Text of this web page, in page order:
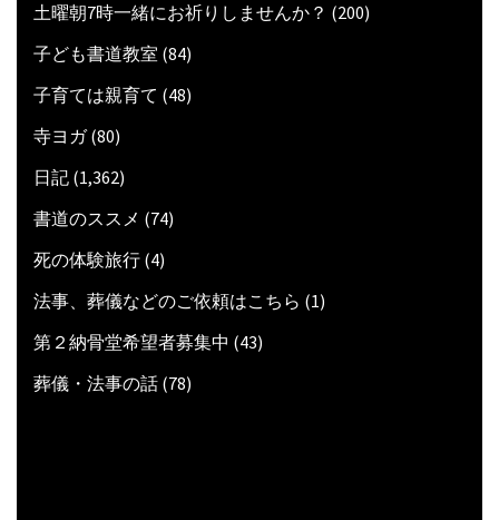
土曜朝7時一緒にお祈りしませんか？ (200)
子ども書道教室 (84)
子育ては親育て (48)
寺ヨガ(80)
日記 (1,362)
書道のススメ (74)
死の体験旅行 (4)
法事、葬儀などのご依頼はこちら (1)
第２納骨堂希望者募集中 (43)
葬儀・法事の話 (78)